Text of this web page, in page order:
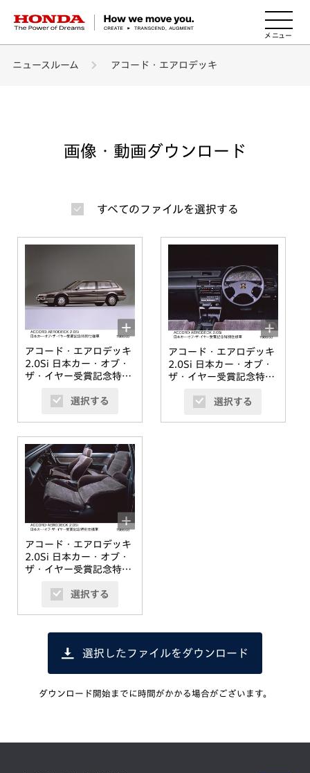
HONDA The Power of Dreams
ニュースルーム アコード・エアロデッキ
画像・動画ダウンロード
すべてのファイルを選択する
アコード・エアロデッキ
2.0Si 日本カー・オブ・
ザ・イヤー受賞記念特別
選択する
アコード・エアロデッキ
2.0Si 日本カー・オブ・
ザ・イヤー受賞記念特別
選択する
アコード・エアロデッキ
2.0Si 日本カー・オブ・
ザ・イヤー受賞記念特別
選択する
選択したファイルをダウンロード
ダウンロード開始までに時間がかかる場合がございます。